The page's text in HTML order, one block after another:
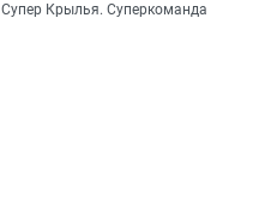
Супер Крылья. Суперкоманда